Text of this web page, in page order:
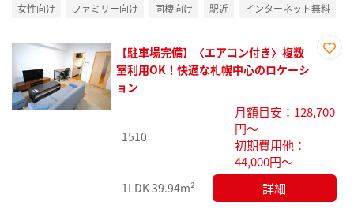
女性向け ファミリー向け 同棲向け 駅近 インターネット無料
録
【駐車場完備】〈エアコン付き〉複数
室利用OK！快適な札幌中心のロケーシ
ョン
1510
月額目安：128,700
円～
初期費用他：
44,000円～
1LDK39.94m² 詳細